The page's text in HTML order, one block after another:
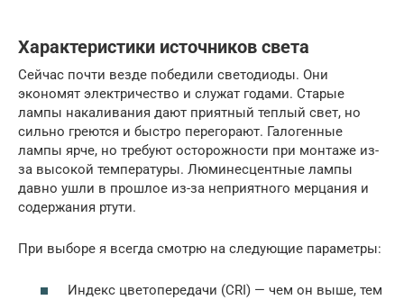
Характеристики источников света
Сейчас почти везде победили светодиоды. Они
экономят электричество и служат годами. Старые
лампы накаливания дают приятный теплый свет, но
сильно греются и быстро перегорают. Галогенные
лампы ярче, но требуют осторожности при монтаже из-
за высокой температуры. Люминесцентные лампы
давно ушли в прошлое из-за неприятного мерцания и
содержания ртути.
При выборе я всегда смотрю на следующие параметры:
Индекс цветопередачи (CRI) — чем он выше, тем